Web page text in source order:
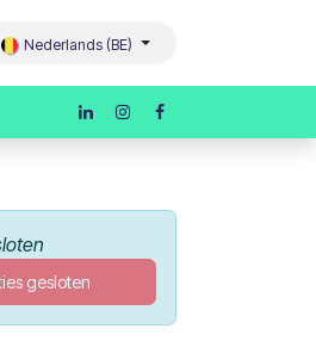
Nederlands (BE)
gesloten